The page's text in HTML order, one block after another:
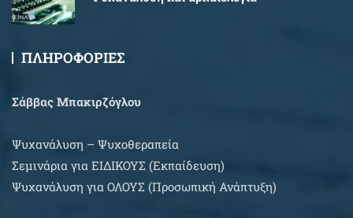
ΠΛΗΡΟΦΟΡΙΕΣ
Σάββας Μπακιρζόγλου
Ψυχανάλυση – Ψυχοθεραπεία
Σεμινάρια για EIΔΙΚΟΥΣ (Εκπαίδευση)
Ψυχανάλυση για ΟΛΟΥΣ (Προσωπική Ανάπτυξη)